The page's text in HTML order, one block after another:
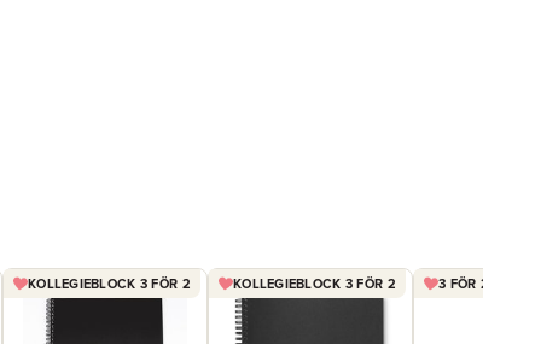
KOLLEGIEBLOCK 3 FÖR 2 KOLLEGIEBLOCK 3 FÖR 2 3 FÖR 2